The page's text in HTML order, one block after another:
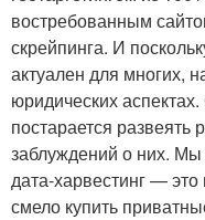
востребованным
скрейпинга. И
актуален для многих,
юридических
постарается
заблуждений о них.
дата-харвестинг —
смело купить